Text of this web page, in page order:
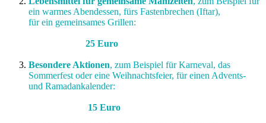
ein warmes Abendessen, fürs Fastenbrechen (Iftar),
für ein gemeinsames Grillen:
25 Euro
Besondere Aktionen, zum Beispiel für Karneval, das
Sommerfest oder eine Weihnachtsfeier, für einen Advents-
und Ramadankalender:
15 Euro